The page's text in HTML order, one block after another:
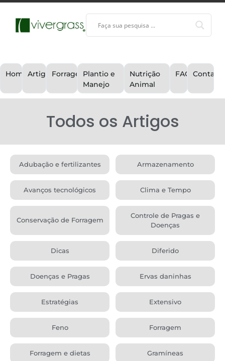
Home ArtigosForragemPlantio e
Manejo
Nutrição
Animal
FAQ Contato
Todos os Artigos
Adubação e fertilizantes Armazenamento
Avanços tecnológicos Clima e Tempo
Conservação de Forragem
Controle de Pragas e
Doenças
Dicas Diferido
Doenças e Pragas Ervas daninhas
Estratégias Extensivo
Feno Forragem
Forragem e dietas Gramíneas